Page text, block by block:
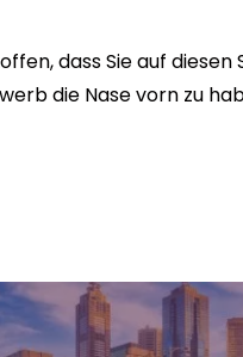
dass Sie auf
die Nase vorn zu